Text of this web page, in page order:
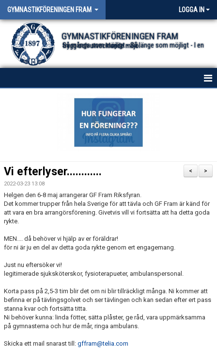
GYMNASTIKFÖRENINGEN FRAM LOGGA IN
GYMNASTIKFÖRENINGEN FRAM
Så många som möjligt - Så länge som möjligt - I en trygg och utvecklande miljö.
NYHETER FÖR ALLA TRUPPER
>
<
Vi efterlyser............
2022-03-23 13:08
Helgen den 6-8 maj arrangerar GF Fram Riksfyran.
Det kommer trupper från hela Sverige för att tävla och GF Fram är känd för
att vara en bra arrangörsförening. Givetvis vill vi fortsätta att ha detta goda
rykte.
MEN.... då behöver vi hjälp av er föräldrar!
för ni är ju en del av detta goda rykte genom ert engagemang.
Just nu eftersöker vi!
legitimerade sjuksköterskor, fysioterapueter, ambulanspersonal.
Korta pass på 2,5-3 tim blir det om ni blir tillräckligt många. Ni kommer att
befinna er på tävlingsgolvet och ser tävlingen och kan sedan efter ert pass
stanna kvar och fortsätta titta.
Ni behöver kunna: linda fötter, sätta plåster, ge råd, vara uppmärksamma
på gymnasterna och hur de mår, ringa ambulans.
Skicka ett mail snarast till: gffram@telia.com